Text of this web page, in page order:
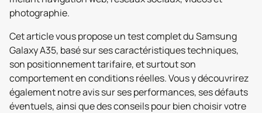
photographie.
Cet article vous propose un test complet du Samsung
Galaxy A35, basé sur ses caractéristiques techniques,
son positionnement tarifaire, et surtout son
comportement en conditions réelles. Vous y découvrirez
également notre avis sur ses performances, ses défauts
éventuels, ainsi que des conseils pour bien choisir votre